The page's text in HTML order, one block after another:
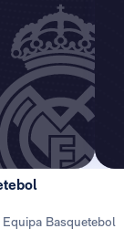
Equipa Basquetebol